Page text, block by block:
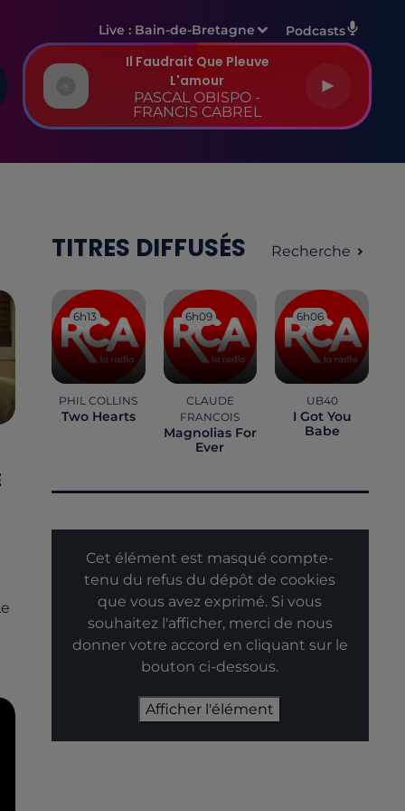
Live : Bain-de-Bretagne Podcasts
Il Faudrait Que Pleuve
L'amour
PASCAL OBISPO -
FRANCIS CABREL
TITRES DIFFUSÉS Recherche
6h13
6h13
PHIL COLLINS
Two Hearts
6h09
6h09
CLAUDE
FRANCOIS
Magnolias For
Ever
6h06
6h06
UB40
I Got You
Babe
Cet élément est masqué compte-
tenu du refus du dépôt de cookies
que vous avez exprimé. Si vous
souhaitez l'afficher, merci de nous
donner votre accord en cliquant sur le
bouton ci-dessous.
Afficher l'élément